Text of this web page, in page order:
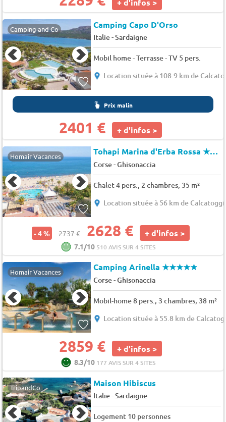
+ d'infos >
Camping and Co Camping Capo D'Orso
Italie-Sardaigne
Mobil home - Terrasse - TV 5 pers.
Location située à 108.9 km de
Prix malin
2401 € + d'infos >
Homair Vacances Tohapi Marina d'Erba Rossa★★★★
Corse-Ghisonaccia
Chalet 4 pers., 2 chambres, 35 m²
Location située à 56 km de
- 4 % 2737 € 2628 € + d'infos >
7.1/10 510 AVIS SUR 4 SITES
Homair Vacances Camping Arinella★★★★★
Corse-Ghisonaccia
Mobil-home 8 pers., 3 chambres, 38 m²
Location située à 55.8 km de
2859 € + d'infos >
8.3/10 177 AVIS SUR 4 SITES
TripandCo Maison Hibiscus
Italie-Sardaigne
Logement 10 personnes